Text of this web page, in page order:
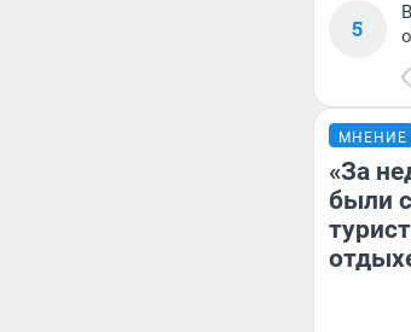
5
МНЕНИЕ
«За
были